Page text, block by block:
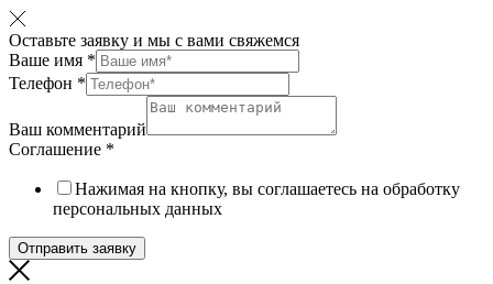
Оставьте заявку и мы с вами свяжемся
Ваше имя *
Телефон *
Ваш комментарий
Соглашение *
Нажимая на кнопку, вы соглашаетесь на обработку
персональных данных
Отправить заявку